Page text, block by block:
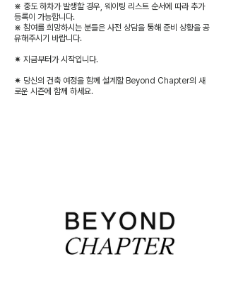
⋇ 중도 하차가 발생할 경우, 웨이팅 리스트 순서에 따라 추가
등록이 가능합니다.
⋇ 참여를 희망하시는 분들은 사전 상담을 통해 준비 상황을 공
유해주시기 바랍니다.
✷ 지금부터가 시작입니다.
✷ 당신의 건축 여정을 함께 설계할 Beyond Chapter의 새
로운 시즌에 함께 하세요.